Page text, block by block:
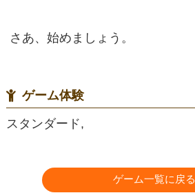
さあ、始めましょう。
ゲーム体験
スタンダード,
ゲーム一覧に戻る